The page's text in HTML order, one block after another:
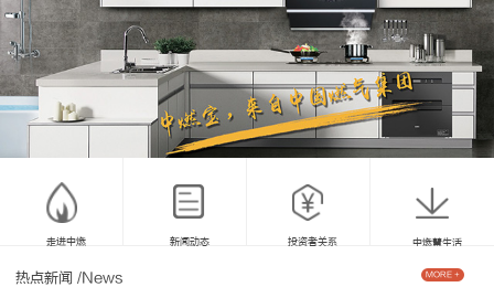
走进中燃 新闻动态 投资者关系 中燃慧生活
热点新闻 /News MORE +